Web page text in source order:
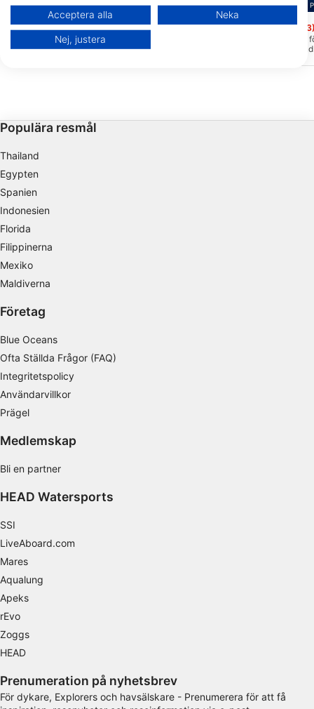
Diving Center Pongo, 22202 Primosten
SS Zagreb Wreck(★4.3)
Denna plats är endast för avancerade
trimixdykare på grund av det djup som
Diving Center Pongo, 22202
Punta Planka
På denna plats kan du
från lugnt hav utan
riktning på olika djup.
Populära resmål
Thailand
Egypten
Spanien
Indonesien
Florida
Filippinerna
Mexiko
Maldiverna
Företag
Blue Oceans
Ofta Ställda Frågor (FAQ)
Integritetspolicy
Användarvillkor
Prägel
Medlemskap
Bli en partner
HEAD Watersports
SSI
LiveAboard.com
Mares
Aqualung
Apeks
rEvo
Zoggs
HEAD
Prenumeration på nyhetsbrev
För dykare, Explorers och havsälskare - Prenumerera för att få
Du hittar mer information om hur Google använder data här:
https://business.safety.google/privacy/
Data kan delas utanför EU och skickas till USA.
Ditt samtycke och cookie gäller endast denna webbplats/app.
Lagra och/eller få åtkomst till information på
en enhet
reklam
Skapa profiler för personaliserad reklam
Använda profiler för att välja personaliserad
reklam
innehåll
Mäta reklamprestanda
Mäta innehållsprestanda
Förstå målgrupper genom statistik eller
kombinationer av data från olika källor
Utveckla och förbättra tjänster
Använda begränsade data för att välja
IAB Special Features:
positionering
Identifiera enheter baserat på information
som aktivt begärs
Behandlingsändamål som inte rör IAB:
Prestanda
Funktionell
Acceptera alla Neka
Nej, justera